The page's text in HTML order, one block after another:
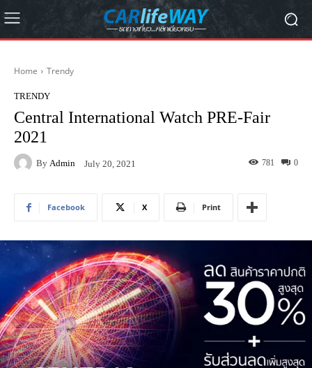
Home Trendy
TRENDY
Central International Watch PRE-Fair
2021
By Admin July 20, 2021 0
781
Facebook X Print